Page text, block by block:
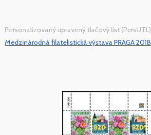
Personalizovaný upravený tlačový list (PersUTL)
Medzinárodná filatelistická výstava PRAGA 2018